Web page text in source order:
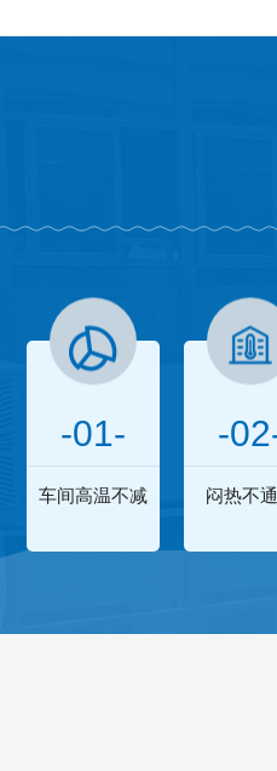
-01-
车间高温不减
-
闷热不